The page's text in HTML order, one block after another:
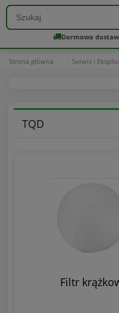
Darmowa
Strona główna Serwis i
TQD
Filtr